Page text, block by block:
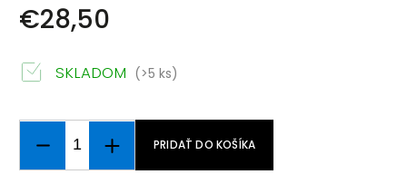
€28,50
SKLADOM (>5 ks)
PRIDAŤ DO KOŠÍKA